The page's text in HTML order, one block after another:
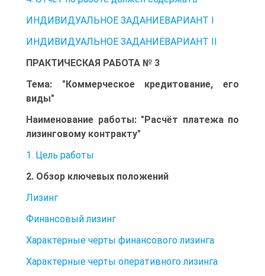
ИНДИВИДУАЛЬНОЕ ЗАДАНИЕВАРИАНТ I
ИНДИВИДУАЛЬНОЕ ЗАДАНИЕВАРИАНТ II
ПРАКТИЧЕСКАЯ РАБОТА № 3
Тема: "Коммерческое кредитование, его
виды"
Наименование работы: "Расчёт платежа по
лизинговому контракту"
1. Цель работы
2. Обзор ключевых положений
Лизинг
Финансовый лизинг
Характерные черты финансового лизинга
Характерные черты оперативного лизинга